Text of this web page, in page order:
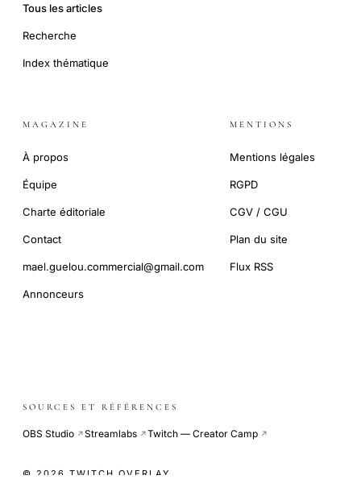
Tous les articles
Recherche
Index thématique
MAGAZINE
À propos
Équipe
Charte éditoriale
Contact
mael.guelou.commercial@gmail.com
Annonceurs
MENTIONS
Mentions légales
RGPD
CGV / CGU
Plan du site
Flux RSS
SOURCES ET RÉFÉRENCES
OBS Studio ↗Streamlabs ↗Twitch — Creator Camp ↗
© 2026 TWITCH OVERLAY